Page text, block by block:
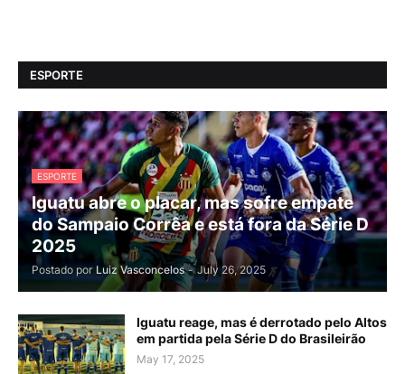
ESPORTE
ESPORTE
Iguatu abre o placar, mas sofre empate
do Sampaio Corrêa e está fora da Série D
2025
Postado por Luiz Vasconcelos - July 26, 2025
Iguatu reage, mas é derrotado pelo Altos
em partida pela Série D do Brasileirão
May 17, 2025